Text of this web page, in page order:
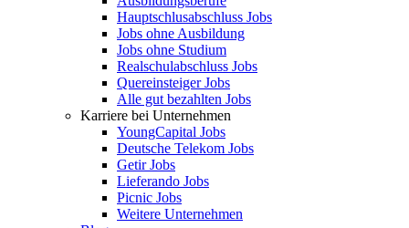
Hauptschlusabschluss Jobs
Jobs ohne Ausbildung
Jobs ohne Studium
Realschulabschluss Jobs
Quereinsteiger Jobs
Alle gut bezahlten Jobs
Karriere bei Unternehmen
YoungCapital Jobs
Deutsche Telekom Jobs
Getir Jobs
Lieferando Jobs
Picnic Jobs
Weitere Unternehmen